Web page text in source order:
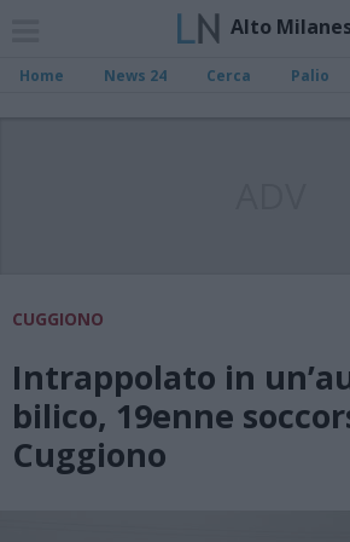
Alto
Home News 24 Cerca Palio
CUGGIONO
Intrappolato in
bilico, 19enne
Cuggiono